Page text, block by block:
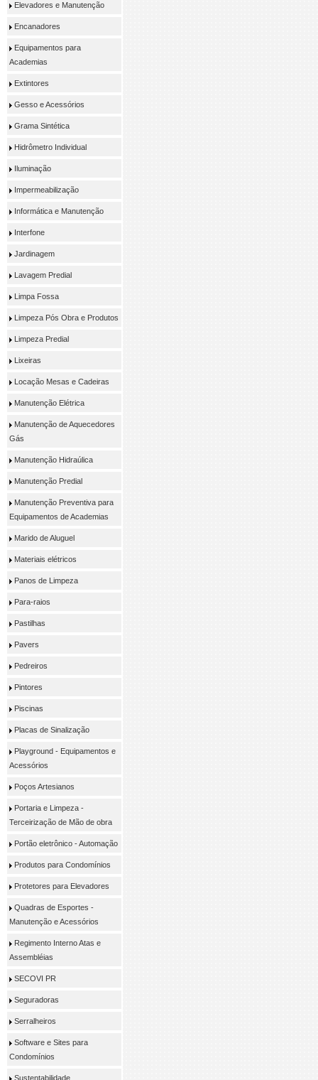
Elevadores e Manutenção
Encanadores
Equipamentos para
Academias
Extintores
Gesso e Acessórios
Grama Sintética
Hidrômetro Individual
Iluminação
Impermeabilização
Informática e Manutenção
Interfone
Jardinagem
Lavagem Predial
Limpa Fossa
Limpeza Pós Obra e Produtos
Limpeza Predial
Lixeiras
Locação Mesas e Cadeiras
Manutenção Elétrica
Manutenção de Aquecedores
Gás
Manutenção Hidraúlica
Manutenção Predial
Manutenção Preventiva para
Equipamentos de Academias
Marido de Aluguel
Materiais elétricos
Panos de Limpeza
Para-raios
Pastilhas
Pavers
Pedreiros
Pintores
Piscinas
Placas de Sinalização
Playground - Equipamentos e
Acessórios
Poços Artesianos
Portaria e Limpeza -
Terceirização de Mão de obra
Portão eletrônico - Automação
Produtos para Condomínios
Protetores para Elevadores
Quadras de Esportes -
Manutenção e Acessórios
Regimento Interno Atas e
Assembléias
SECOVI PR
Seguradoras
Serralheiros
Software e Sites para
Condomínios
Sustentabilidade